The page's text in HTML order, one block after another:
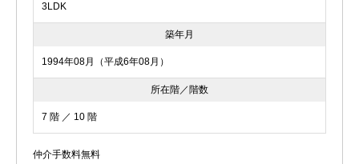
3LDK
築年月
1994年08月（平成6年08月）
所在階／階数
7 階 ／ 10 階
仲介手数料無料